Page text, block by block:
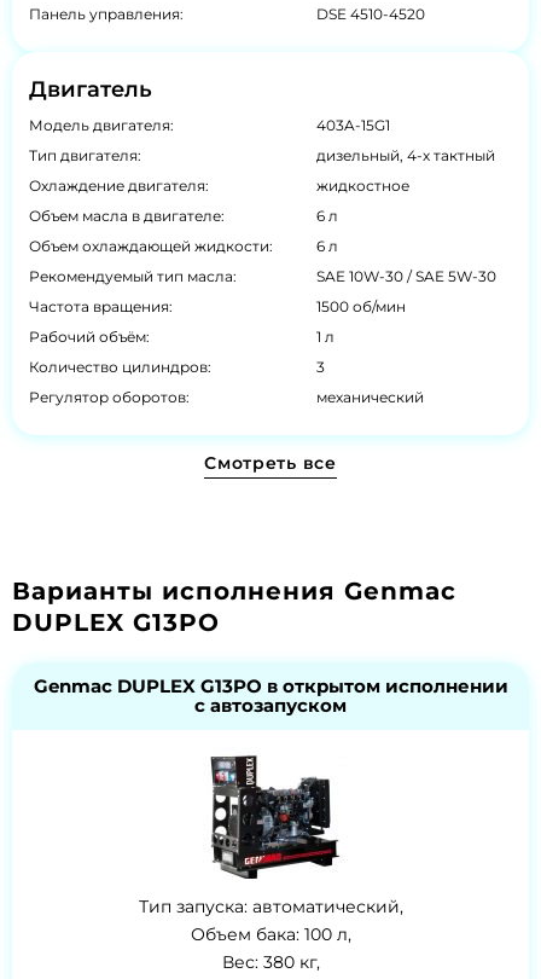
Панель управления:
DSE 4510-4520
Двигатель
Модель двигателя:
403A-15G1
Тип двигателя:
дизельный, 4-х тактный
Охлаждение двигателя:
жидкостное
Объем масла в двигателе:
6 л
Объем охлаждающей жидкости:
6 л
Рекомендуемый тип масла:
SAE 10W-30 / SAE 5W-30
Частота вращения:
1500 об/мин
Рабочий объём:
1 л
Количество цилиндров:
3
Регулятор оборотов:
механический
Смотреть все
Варианты исполнения Genmac
DUPLEX G13PO
Genmac DUPLEX G13PO в открытом исполнении
с автозапуском
Тип запуска: автоматический,
Объем бака: 100 л,
Вес: 380 кг,